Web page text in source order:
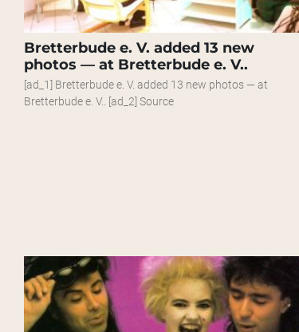
Bretterbude e. V. added 13 new
photos — at Bretterbude e. V..
[ad_1] Bretterbude e. V. added 13 new photos — at
Bretterbude e. V.. [ad_2] Source